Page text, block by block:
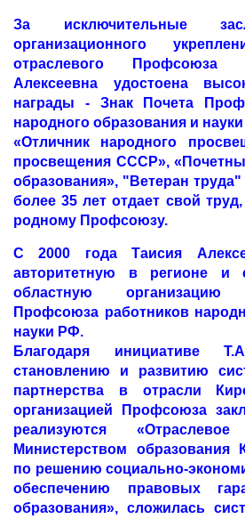
За исключительные
организационного
отраслевого Профсоюза
Алексеевна удостоена
награды - Знак Почета
народного образования и
«Отличник народного
просвещения СССР»,
образования», "Ветеран
более 35 лет отдает свой
родному Профсоюзу.
С 2000 года Таисия
авторитетную в регионе и
областную организацию
Профсоюза работников
науки РФ.
Благодаря инициативе
становлению и развитию
партнерства в отрасли
организацией Профсоюза
реализуются
Министерством образования
по решению социально-
обеспечению правовых
образования», сложилась